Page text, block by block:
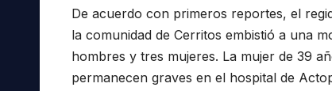
De acuerdo con primeros reportes, el
la comunidad de Cerritos embistió a una
hombres y tres mujeres. La mujer de 39
permanecen graves en el hospital de